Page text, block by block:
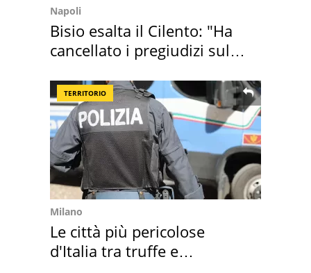
Napoli
Bisio esalta il Cilento: "Ha
cancellato i pregiudizi sul
TERRITORIO
Milano
Le città più pericolose
d'Italia tra truffe e